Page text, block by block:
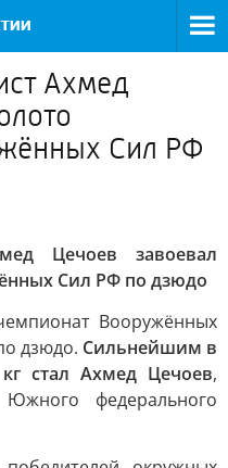
Ахмед
Сил РФ
Цечоев завоевал
Сил РФ по дзюдо
Вооружённых
дзюдо. Сильнейшим в
стал Ахмед Цечоев,
федерального